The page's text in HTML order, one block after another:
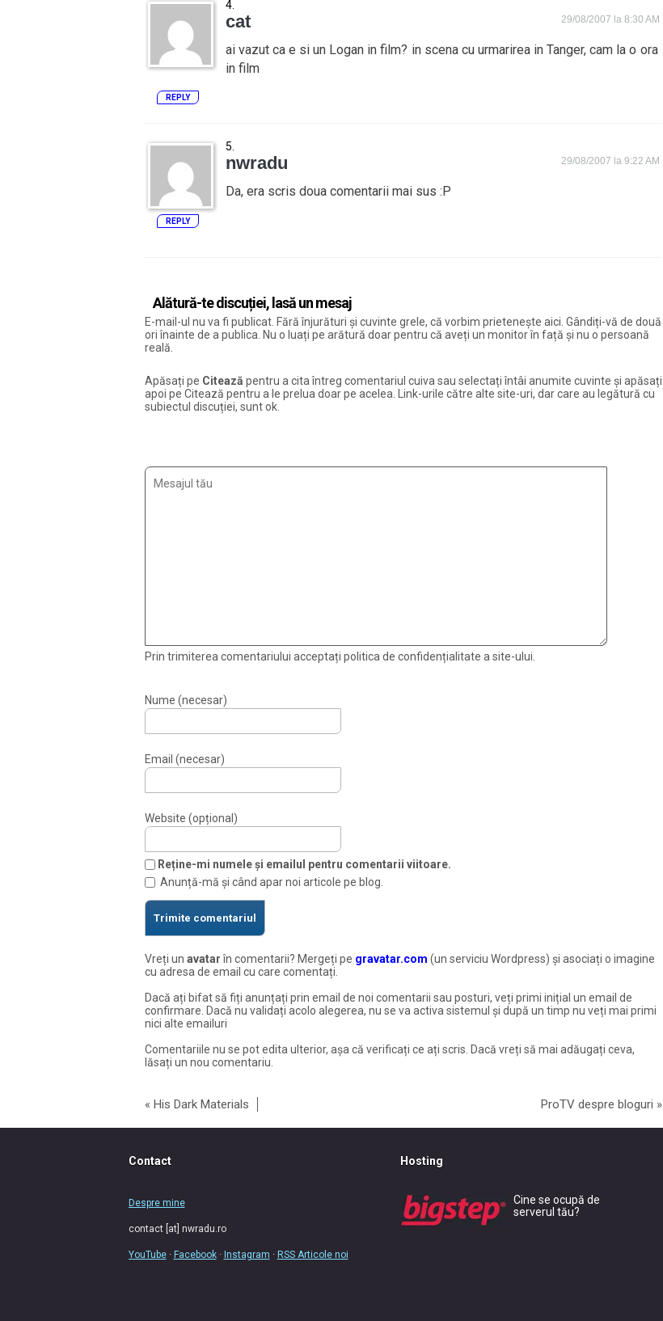
cat 29/08/2007 la 8:30 AM
ai vazut ca e si un Logan in film? in scena cu urmarirea in Tanger, cam la o ora
in film
REPLY
nwradu 29/08/2007 la 9:22 AM
Da, era scris doua comentarii mai sus :P
REPLY
Alătură-te discuției, lasă un mesaj
E-mail-ul nu va fi publicat. Fără înjurături și cuvinte grele, că vorbim prietenește aici. Gândiți-vă de două
ori înainte de a publica. Nu o luați pe arătură doar pentru că aveți un monitor în față și nu o persoană
reală.
Apăsați pe Citează pentru a cita întreg comentariul cuiva sau selectați întâi anumite cuvinte și apăsați
apoi pe Citează pentru a le prelua doar pe acelea. Link-urile către alte site-uri, dar care au legătură cu
subiectul discuției, sunt ok.
Prin trimiterea comentariului acceptați politica de confidențialitate a site-ului.
Nume (necesar)
Email (necesar)
Website (opțional)
Reține-mi numele și emailul pentru comentarii viitoare.
Anunță-mă și când apar noi articole pe blog.
Vreți un avatarîn comentarii? Mergeți pe gravatar.com (un serviciu Wordpress) și asociați o imagine
cu adresa de email cu care comentați.
Dacă ați bifat să fiți anunțați prin email de noi comentarii sau posturi, veți primi inițial un email de
confirmare. Dacă nu validați acolo alegerea, nu se va activa sistemul și după un timp nu veți mai primi
nici alte emailuri
Comentariile nu se pot edita ulterior, așa că verificați ce ați scris. Dacă vreți să mai adăugați ceva,
lăsați un nou comentariu.
« His Dark Materials ProTV despre bloguri »
Contact
Despre mine
contact [at] nwradu.ro
YouTube· Facebook· Instagram · RSS Articole noi
Hosting
Cine se ocupă de
serverul tău?